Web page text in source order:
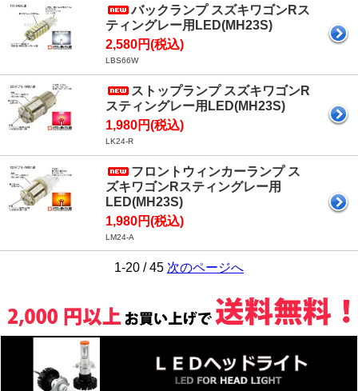
バックランプ スズキワゴンRス
ティングレー用LED(MH23S)
2,580円(税込)
LBS66W
ストップランプ スズキワゴンR
スティングレー用LED(MH23S)
1,980円(税込)
LK24-R
フロントウィンカーランプ ス
ズキワゴンRスティングレー用
LED(MH23S)
1,980円(税込)
LM24-A
1-20 / 45 次のページへ